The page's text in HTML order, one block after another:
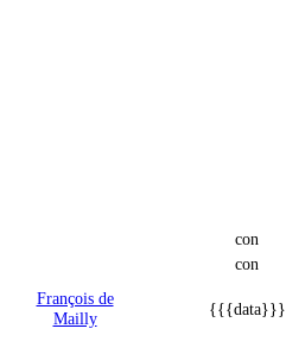
con
con
François de
Mailly
{{{data}}}